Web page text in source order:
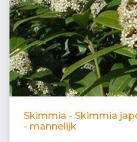
Skimmia - Skimmia
- mannelijk